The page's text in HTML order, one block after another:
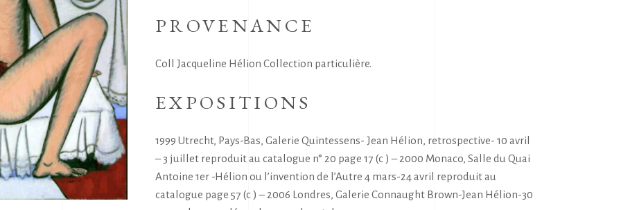
PROVENANCE
Coll Jacqueline Hélion Collection particulière.
EXPOSITIONS
1999 Utrecht, Pays-Bas, Galerie Quintessens- Jean Hélion, retrospective- 10 avril
– 3 juillet reproduit au catalogue n° 20 page 17 (c ) – 2000 Monaco, Salle du Quai
Antoine 1er -Hélion ou l’invention de l’Autre 4 mars-24 avril reproduit au
catalogue page 57 (c ) – 2006 Londres, Galerie Connaught Brown-Jean Hélion-30